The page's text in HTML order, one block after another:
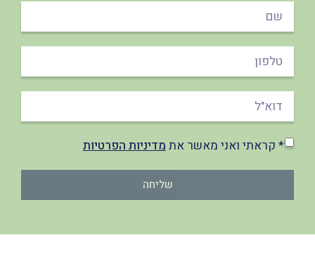
* קראתי ואני מאשר אתמדיניות הפרטיות
שליחה